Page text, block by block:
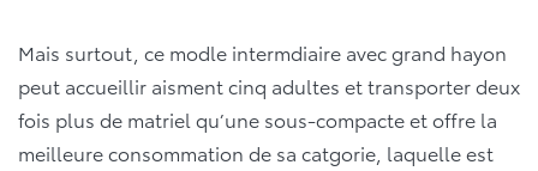
Mais surtout, ce modle intermdiaire avec grand hayon
peut accueillir aisment cinq adultes et transporter deux
fois plus de matriel qu’une sous-compacte et offre la
meilleure consommation de sa catgorie, laquelle est